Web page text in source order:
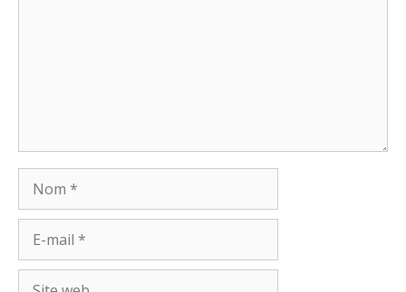
Nom
mail
Site